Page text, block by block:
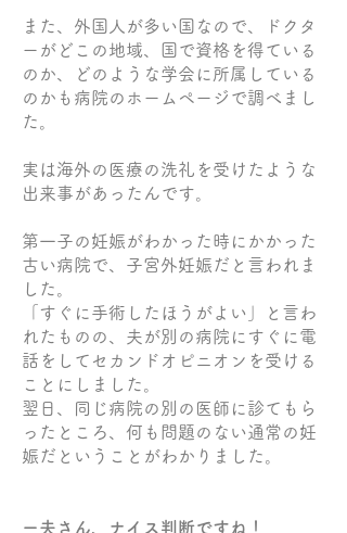
また、外国人が多い国なので、ドクタ
ーがどこの地域、国で資格を得ている
のか、どのような学会に所属している
のかも病院のホームページで調べまし
た。
実は海外の医療の洗礼を受けたような
出来事があったんです。
第一子の妊娠がわかった時にかかった
古い病院で、子宮外妊娠だと言われま
した。
「すぐに手術したほうがよい」と言わ
れたものの、夫が別の病院にすぐに電
話をしてセカンドオピニオンを受ける
ことにしました。
翌日、同じ病院の別の医師に診てもら
ったところ、何も問題のない通常の妊
娠だということがわかりました。
ー夫さん、ナイス判断ですね！